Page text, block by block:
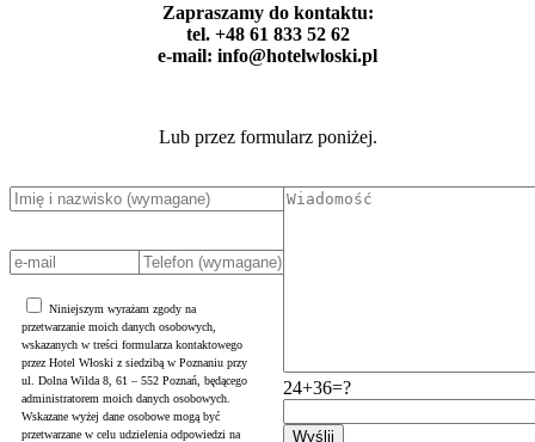
Zapraszamy do kontaktu:
tel. +48 61 833 52 62
e-mail: info@hotelwloski.pl
Lub przez formularz poniżej.
Niniejszym wyrażam zgody na
przetwarzanie moich danych osobowych,
wskazanych w treści formularza kontaktowego
przez Hotel Włoski z siedzibą w Poznaniu przy
ul. Dolna Wilda 8, 61 – 552 Poznań, będącego
administratorem moich danych osobowych.
Wskazane wyżej dane osobowe mogą być
przetwarzane w celu udzielenia odpowiedzi na
24+36=?